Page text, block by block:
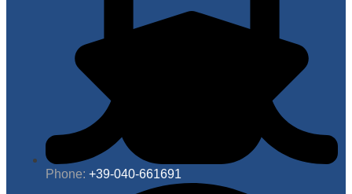
Phone: +39-040-661691